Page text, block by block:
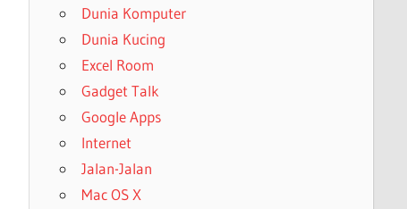
Dunia Komputer
Dunia Kucing
Excel Room
Gadget Talk
Google Apps
Internet
Jalan-Jalan
Mac OS X